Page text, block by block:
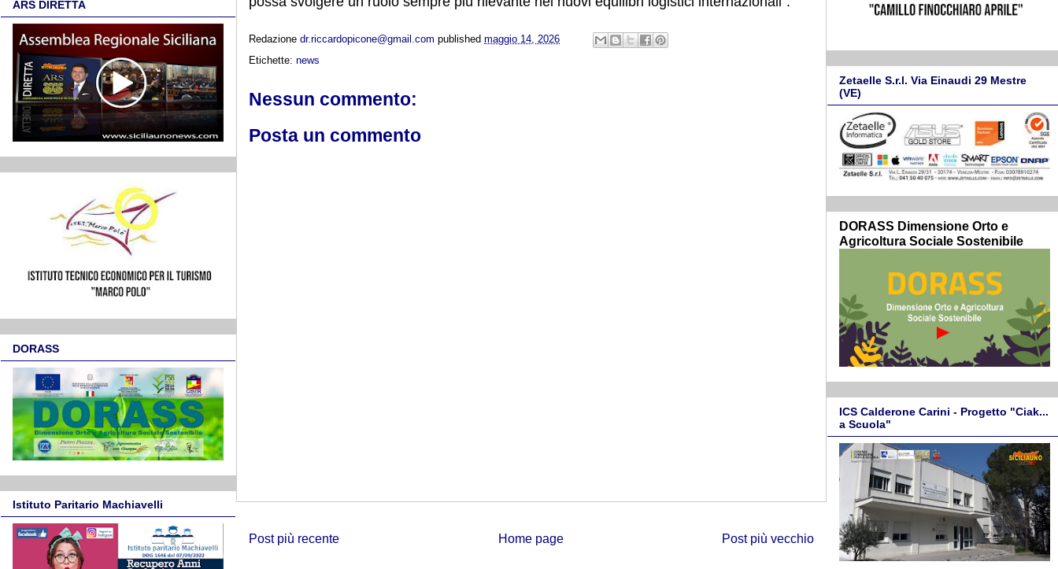
Redazione dr.riccardopicone@gmail.com published maggio 14, 2026
Etichette: news
Nessun commento:
Posta un commento
Post più recente Post più vecchio
Home page
ARS DIRETTA
DORASS
Istituto Paritario Machiavelli
Zetaelle S.r.l. Via Einaudi 29 Mestre
(VE)
DORASS Dimensione Orto e
Agricoltura Sociale Sostenibile
ICS Calderone Carini - Progetto "Ciak...
a Scuola"